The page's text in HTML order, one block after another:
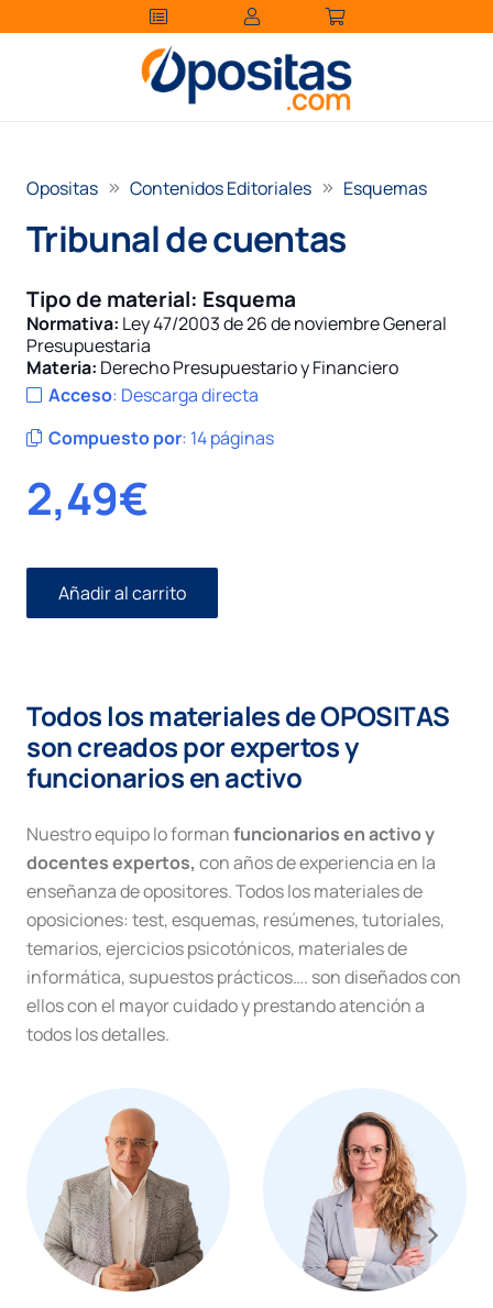
Opositas Contenidos Editoriales Esquemas
Tribunal de cuentas
Tipo de material: Esquema
Normativa: Ley 47/2003 de 26 de noviembre General
Presupuestaria
Materia: Derecho Presupuestario y Financiero
Acceso: Descarga directa
Compuesto por: 14 páginas
2,49€
Tribunal
de
Añadir al carrito
Todos los materiales de OPOSITAS
son creados por expertos y
funcionarios en activo
Nuestro equipo lo formanfuncionarios en activo y
docentes expertos, con años de experiencia en la
enseñanza de opositores. Todos los materiales de
oposiciones: test, esquemas, resúmenes, tutoriales,
temarios, ejercicios psicotónicos, materiales de
informática, supuestos prácticos…. son diseñados con
ellos con el mayor cuidado y prestando atención a
todos los detalles.